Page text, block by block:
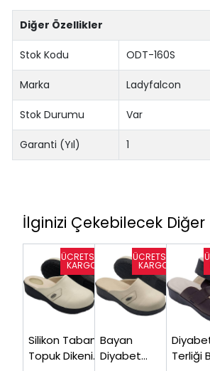
Diğer Özellikler
Stok Kodu ODT-160S
Marka Ladyfalcon
Stok Durumu Var
Garanti (Yıl) 1
İlginizi Çekebilecek
Silikon Tabanlı
Topuk Dikeni
Bayan
Diyabet
Terliği